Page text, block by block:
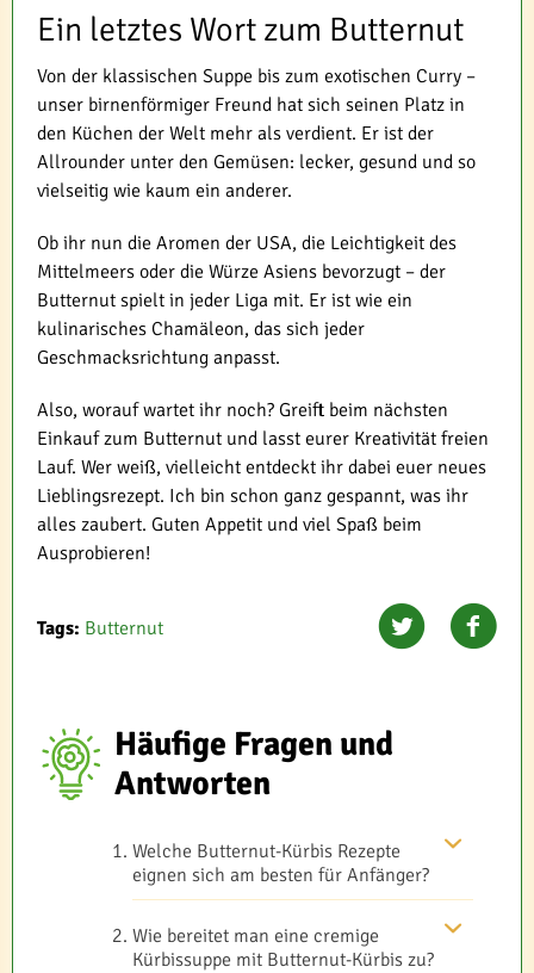
Ein letztes Wort zum Butternut
Von der klassischen Suppe bis zum exotischen Curry –
unser birnenförmiger Freund hat sich seinen Platz in
den Küchen der Welt mehr als verdient. Er ist der
Allrounder unter den Gemüsen: lecker, gesund und so
vielseitig wie kaum ein anderer.
Ob ihr nun die Aromen der USA, die Leichtigkeit des
Mittelmeers oder die Würze Asiens bevorzugt – der
Butternut spielt in jeder Liga mit. Er ist wie ein
kulinarisches Chamäleon, das sich jeder
Geschmacksrichtung anpasst.
Also, worauf wartet ihr noch? Greift beim nächsten
Einkauf zum Butternut und lasst eurer Kreativität freien
Lauf. Wer weiß, vielleicht entdeckt ihr dabei euer neues
Lieblingsrezept. Ich bin schon ganz gespannt, was ihr
alles zaubert. Guten Appetit und viel Spaß beim
Ausprobieren!
Tags: Butternut
Häufige Fragen und
Antworten
Welche Butternut-Kürbis Rezepte
eignen sich am besten für Anfänger?
Wie bereitet man eine cremige
Kürbissuppe mit Butternut-Kürbis zu?